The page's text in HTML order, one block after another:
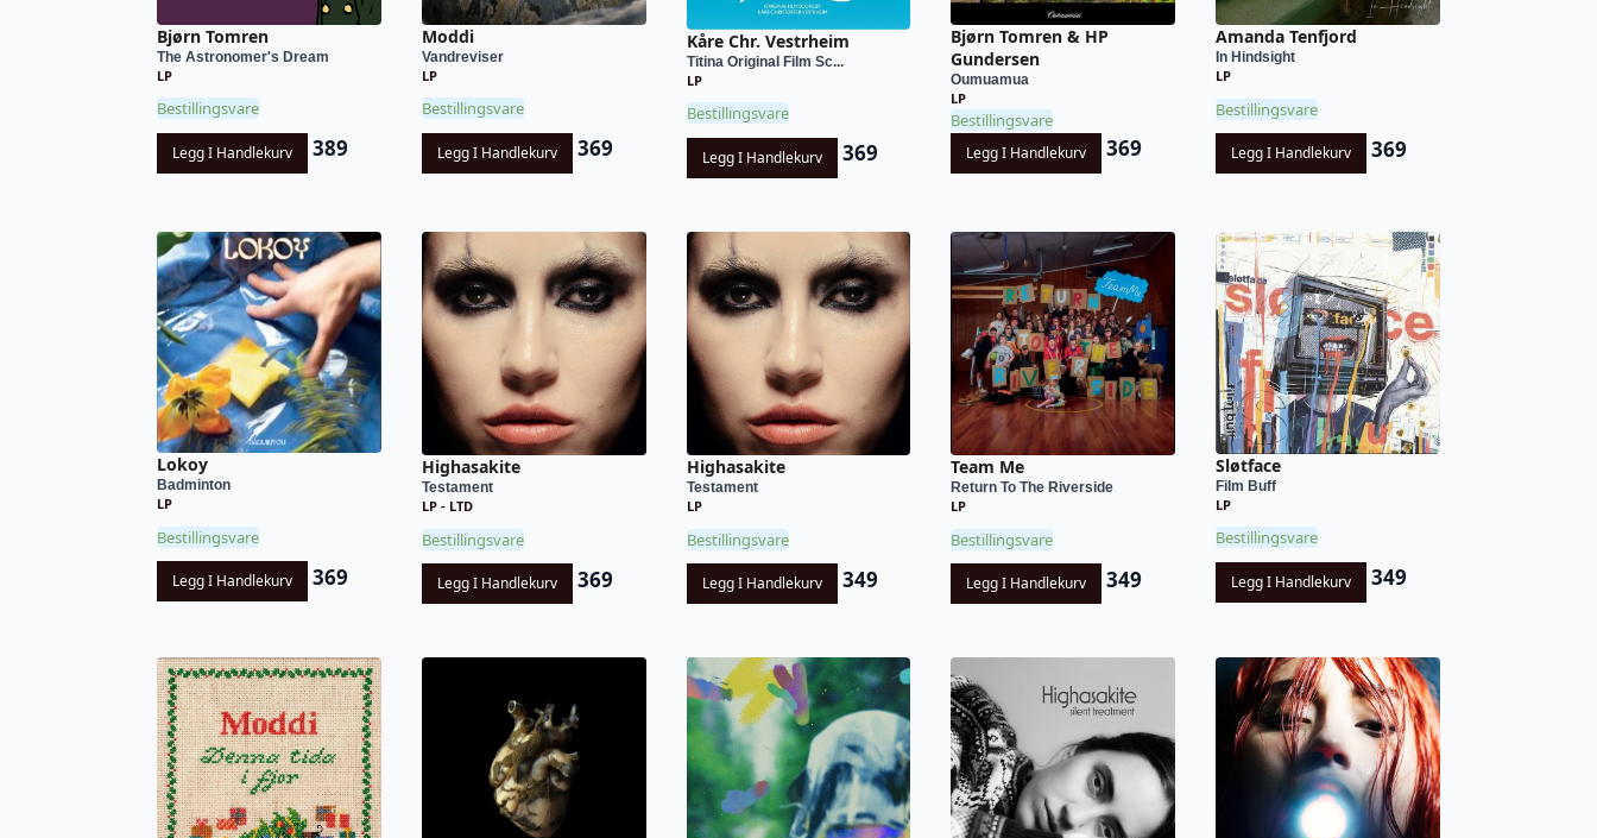
Bjørn Tomren
The Astronomer's Dream
LP
Bestillingsvare
Legg I Handlekurv 389
Moddi
Vandreviser
LP
Bestillingsvare
Legg I Handlekurv 369
Kåre Chr. Vestrheim
Titina Original Film Sc...
LP
Bestillingsvare
Legg I Handlekurv 369
Bjørn Tomren & HP
Gundersen
Oumuamua
LP
Bestillingsvare
Legg I Handlekurv 369
Amanda Tenfjord
In Hindsight
LP
Bestillingsvare
Legg I Handlekurv 369
Lokoy
Badminton
LP
Bestillingsvare
Legg I Handlekurv 369
Highasakite
Testament
LP - LTD
Bestillingsvare
Legg I Handlekurv 369
Highasakite
Testament
LP
Bestillingsvare
Legg I Handlekurv 349
Team Me
Return To The Riverside
LP
Bestillingsvare
Legg I Handlekurv 349
Sløtface
Film Buff
LP
Bestillingsvare
Legg I Handlekurv 349